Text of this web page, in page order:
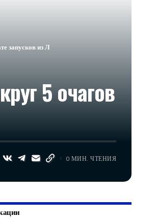
запусков из Л
5 очагов
0 МИН. ЧТЕНИЯ